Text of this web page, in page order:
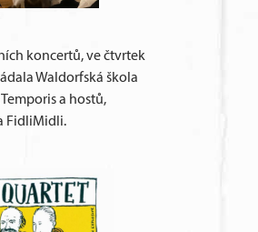
koncertů, ve čtvrtek
Waldorfská škola
a hostů,
FidliMidli.